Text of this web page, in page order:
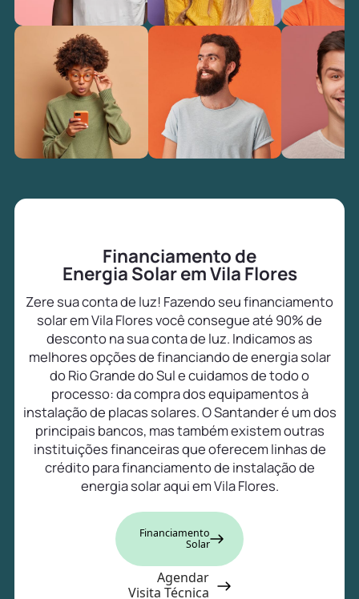
Financiamento de
Energia Solar em Vila Flores
Zere sua conta de luz! Fazendo seu financiamento
solar em Vila Flores você consegue até 90% de
desconto na sua conta de luz. Indicamos as
melhores opções de financiando de energia solar
do Rio Grande do Sul e cuidamos de todo o
processo: da compra dos equipamentos à
instalação de placas solares. O Santander é um dos
principais bancos, mas também existem outras
instituições financeiras que oferecem linhas de
crédito para financiamento de instalação de
energia solar aqui em Vila Flores.
Financiamento
Solar
Agendar
Visita Técnica